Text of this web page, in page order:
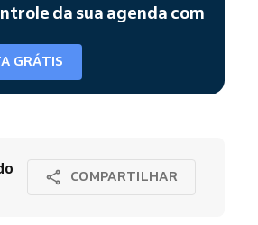
da sua agenda com
GRÁTIS
COMPARTILHAR